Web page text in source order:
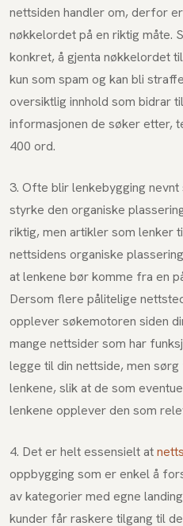
nettsiden handler om, derfor
nøkkelordet på en riktig måte.
konkret, å gjenta nøkkelordet
kun som spam og kan bli
oversiktlig innhold som bidrar
informasjonen de søker etter,
400 ord.
3. Ofte blir lenkebygging
styrke den organiske
riktig, men artikler som lenker
nettsidens organiske
at lenkene bør komme fra en
Dersom flere pålitelige
opplever søkemotoren siden
mange nettsider som har
legge til din nettside, men
lenkene, slik at de som
lenkene opplever den som
4. Det er helt essensielt at
oppbygging som er enkel å
av kategorier med egne
kunder får raskere tilgang til